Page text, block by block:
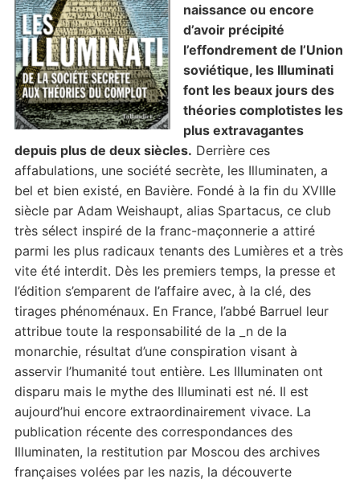
naissance ou encore
d’avoir précipité
l’effondrement de l’Union
soviétique, les Illuminati
font les beaux jours des
théories complotistes les
plus extravagantes
depuis plus de deux siècles. Derrière ces
affabulations, une société secrète, les Illuminaten, a
bel et bien existé, en Bavière. Fondé à la fin du XVIIIe
siècle par Adam Weishaupt, alias Spartacus, ce club
très sélect inspiré de la franc-maçonnerie a attiré
parmi les plus radicaux tenants des Lumières et a très
vite été interdit. Dès les premiers temps, la presse et
l’édition s’emparent de l’affaire avec, à la clé, des
tirages phénoménaux. En France, l’abbé Barruel leur
attribue toute la responsabilité de la _n de la
monarchie, résultat d’une conspiration visant à
asservir l’humanité tout entière. Les Illuminaten ont
disparu mais le mythe des Illuminati est né. Il est
aujourd’hui encore extraordinairement vivace. La
publication récente des correspondances des
Illuminaten, la restitution par Moscou des archives
françaises volées par les nazis, la découverte